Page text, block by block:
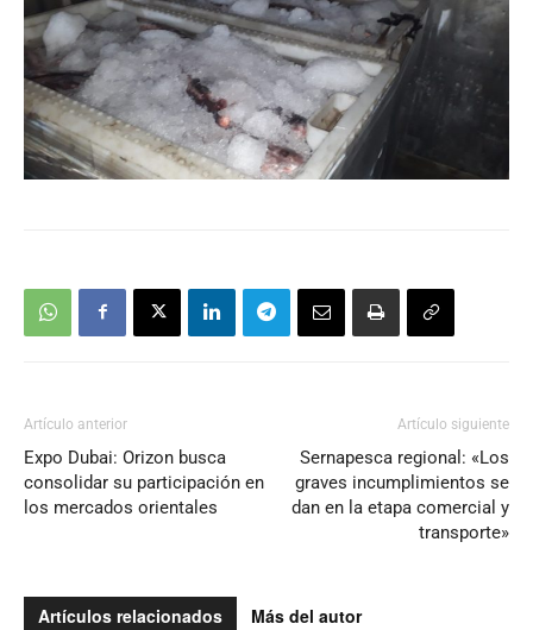
Artículo anterior
Expo Dubai: Orizon busca
consolidar su participación en
los mercados orientales
Artículo siguiente
Sernapesca regional: «Los
graves incumplimientos se
dan en la etapa comercial y
transporte»
Artículos relacionados Más del autor